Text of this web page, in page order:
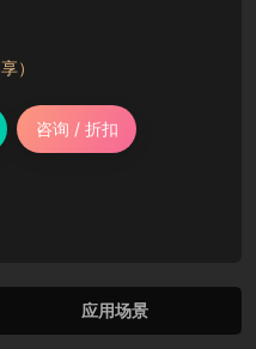
）
咨询 / 折扣
应用场景